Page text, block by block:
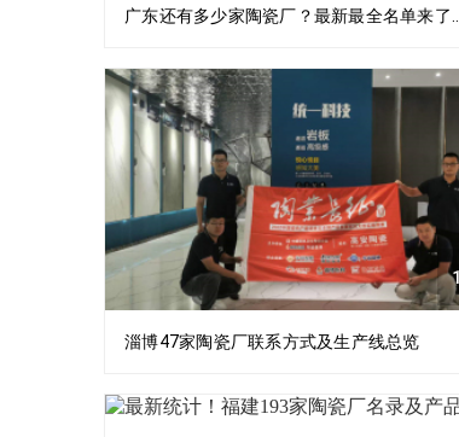
广东还有多少家陶瓷厂？最新最全名单来了
淄博47家陶瓷厂联系方式及生产线总览